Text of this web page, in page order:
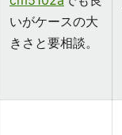
いがケースの大
きさと要相談。